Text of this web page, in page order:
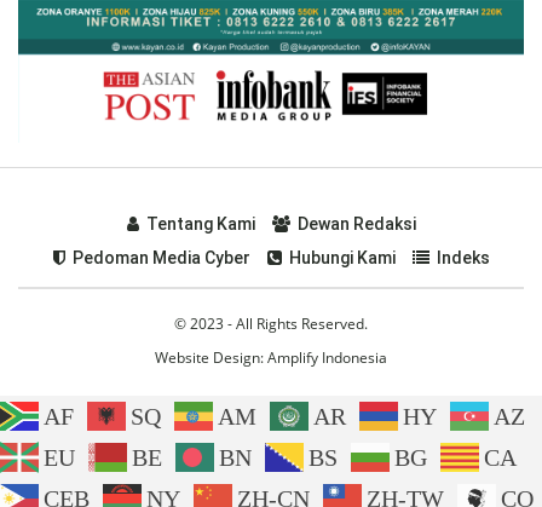
Tentang Kami
Dewan Redaksi
Pedoman Media Cyber
Hubungi Kami Indeks
© 2023 - All Rights Reserved.
Website Design:Amplify Indonesia
AF SQ AM AR HY
AZ
EU
BE BN BS BG
CA
CEB
NY ZH-CN ZH-TW
CO